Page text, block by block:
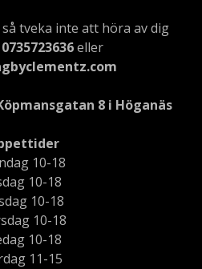
tveka inte att höra av dig
0735723636eller
8 i Höganäs
10-18
10-18
10-18
10-18
10-18
11-15